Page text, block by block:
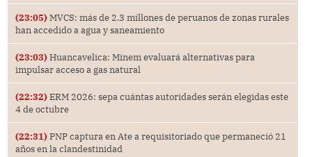
(23:05) MVCS: más de 2.3 millones de peruanos de zonas rurales
han accedido a agua y saneamiento
(23:03) Huancavelica: Minem evaluará alternativas para
impulsar acceso a gas natural
(22:32) ERM 2026: sepa cuántas autoridades serán elegidas este
4 de octubre
(22:31) PNP captura en Ate a requisitoriado que permaneció 21
años en la clandestinidad